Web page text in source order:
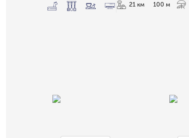
21 км 100 м